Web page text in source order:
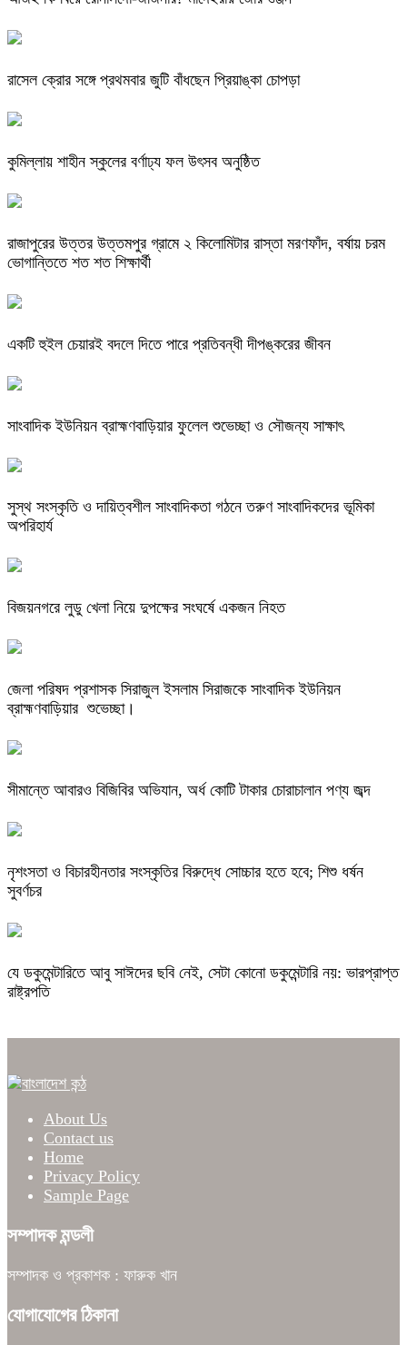
রাসেল ক্রোর সঙ্গে প্রথমবার জুটি বাঁধছেন প্রিয়াঙ্কা চোপড়া
কুমিল্লায় শাহীন স্কুলের বর্ণাঢ্য ফল উৎসব অনুষ্ঠিত
রাজাপুরের উত্তর উত্তমপুর গ্রামে ২ কিলোমিটার রাস্তা মরণফাঁদ, বর্ষায় চরম
ভোগান্তিতে শত শত শিক্ষার্থী
একটি হুইল চেয়ারই বদলে দিতে পারে প্রতিবন্ধী দীপঙ্করের জীবন
সাংবাদিক ইউনিয়ন ব্রাহ্মণবাড়িয়ার ফুলেল শুভেচ্ছা ও সৌজন্য সাক্ষাৎ
সুস্থ সংস্কৃতি ও দায়িত্বশীল সাংবাদিকতা গঠনে তরুণ সাংবাদিকদের ভূমিকা
অপরিহার্য
বিজয়নগরে লুডু খেলা নিয়ে দুপক্ষের সংঘর্ষে একজন নিহত
জেলা পরিষদ প্রশাসক সিরাজুল ইসলাম সিরাজকে সাংবাদিক ইউনিয়ন
ব্রাহ্মণবাড়িয়ার শুভেচ্ছা।
সীমান্তে আবারও বিজিবির অভিযান, অর্ধ কোটি টাকার চোরাচালান পণ্য জব্দ
নৃশংসতা ও বিচারহীনতার সংস্কৃতির বিরুদ্ধে সোচ্চার হতে হবে; শিশু ধর্ষন
সুবর্ণচর
যে ডকুমেন্টারিতে আবু সাঈদের ছবি নেই, সেটা কোনো ডকুমেন্টারি নয়: ভারপ্রাপ্ত
রাষ্ট্রপতি
About Us
Contact us
Home
Privacy Policy
Sample Page
সম্পাদক মন্ডলী
সম্পাদক ও প্রকাশক : ফারুক খান
যোগাযোগের ঠিকানা